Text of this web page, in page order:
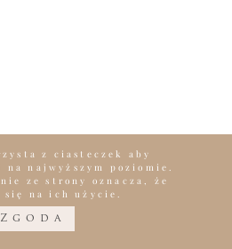
z ciasteczek aby
na najwyższym poziomie.
ze strony oznacza, że
się na ich użycie.
Zgoda